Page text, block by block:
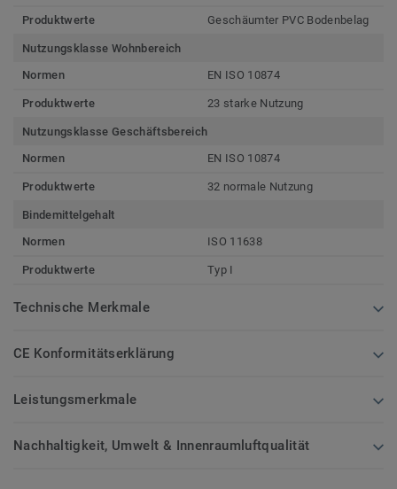
Produktwerte Geschäumter PVC Bodenbelag
Nutzungsklasse Wohnbereich
Normen
EN ISO 10874
Produktwerte 23 starke Nutzung
Nutzungsklasse Geschäftsbereich
Normen
EN ISO 10874
Produktwerte 32 normale Nutzung
Bindemittelgehalt
Normen
ISO 11638
Produktwerte Typ I
Technische Merkmale
CE Konformitätserklärung
Leistungsmerkmale
Nachhaltigkeit, Umwelt & Innenraumluftqualität